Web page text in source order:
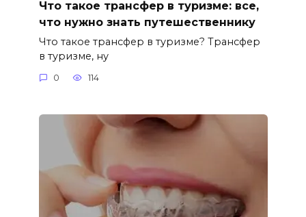
Что такое трансфер в туризме: все,
что нужно знать путешественнику
Что такое трансфер в туризме? Трансфер
в туризме, ну
0 114